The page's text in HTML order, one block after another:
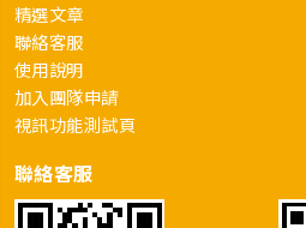
精選文章
聯絡客服
使用說明
加入團隊申請
視訊功能測試頁
聯絡客服